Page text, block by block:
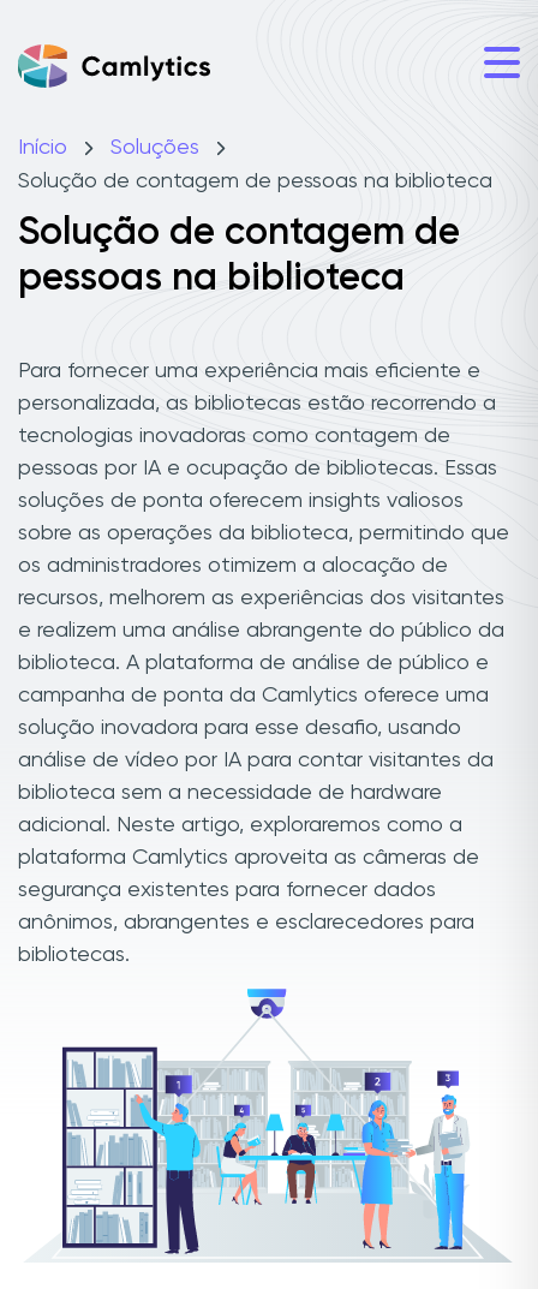
Início
Soluções
Solução de contagem de pessoas na biblioteca
Solução de contagem de
pessoas na biblioteca
Para fornecer uma experiência mais eficiente e
personalizada, as bibliotecas estão recorrendo a
tecnologias inovadoras como contagem de
pessoas por IA e ocupação de bibliotecas. Essas
soluções de ponta oferecem insights valiosos
sobre as operações da biblioteca, permitindo que
os administradores otimizem a alocação de
recursos, melhorem as experiências dos visitantes
e realizem uma análise abrangente do público da
biblioteca. A plataforma de análise de público e
campanha de ponta da Camlytics oferece uma
solução inovadora para esse desafio, usando
análise de vídeo por IA para contar visitantes da
biblioteca sem a necessidade de hardware
adicional. Neste artigo, exploraremos como a
plataforma Camlytics aproveita as câmeras de
segurança existentes para fornecer dados
anônimos, abrangentes e esclarecedores para
bibliotecas.